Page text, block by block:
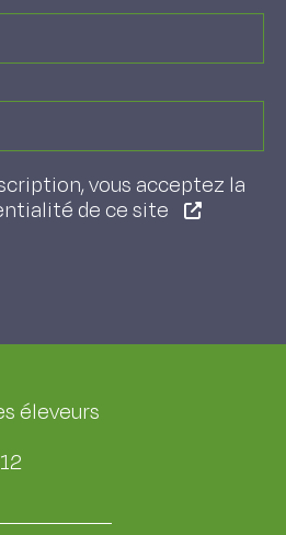
vous acceptez la
de ce site
éleveurs